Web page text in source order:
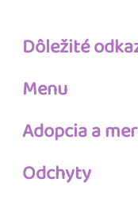
Dôležité
Menu
Adopcia a
Odchyty